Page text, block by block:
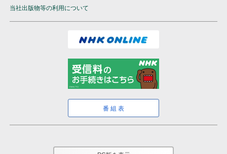
当社出版物等の利用について
番組表